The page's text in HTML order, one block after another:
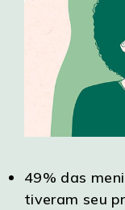
49% das
tiveram seu